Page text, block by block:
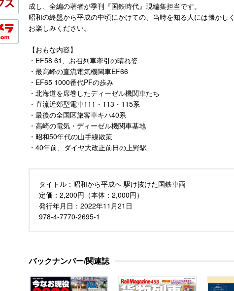
成し、全編の著者が季刊『国鉄時代』現編集担当です。
昭和の終盤から平成の中頃にかけての、当時を知る人には懐かし
お楽しみください。
【おもな内容】
・EF58 61、お召列車牽引の晴れ姿
・最高峰の直流電気機関車EF66
・EF65 1000番代PFの歩み
・北海道を席巻したディーゼル機関車たち
・直流近郊型電車111・113・115系
・最後の全国区旅客車キハ40系
・高崎の電気・ディーゼル機関車基地
・昭和50年代の山手線散策
・40年前、ダイヤ大改正前日の上野駅
タイトル： 昭和から平成へ 駆け抜けた国鉄車両
定価： 2,200円（本体：2,000円）
発行年月日： 2022年11月21日
978-4-7770-2695-1
バックナンバー/関連誌